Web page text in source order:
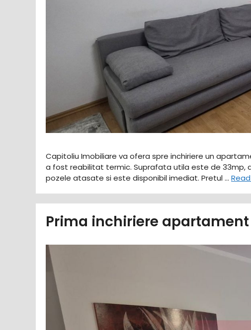
Capitoliu Imobiliare va ofera spre inchiriere un
a fost reabilitat termic. Suprafata utila este de 33mp,
pozele atasate si este disponibil imediat. Pretul …
Prima inchiriere